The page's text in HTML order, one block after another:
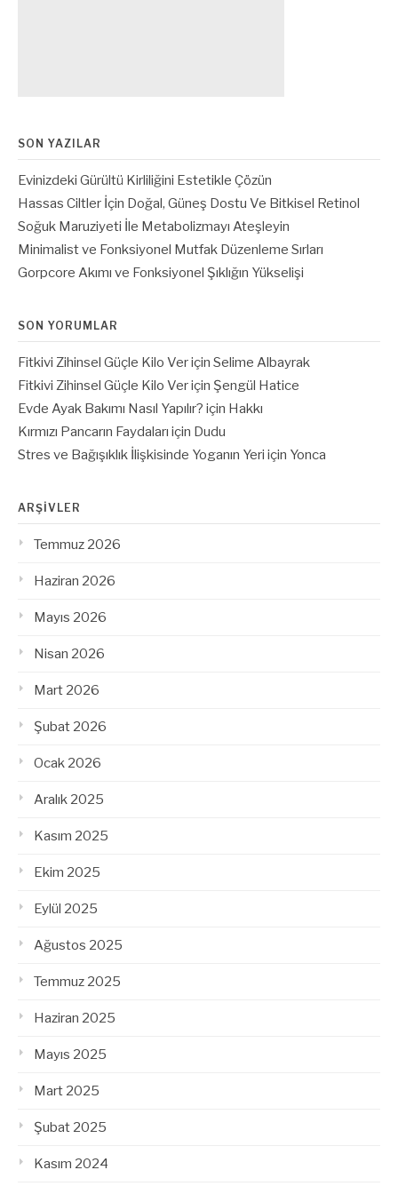
SON YAZILAR
Evinizdeki Gürültü Kirliliğini Estetikle Çözün
Hassas Ciltler İçin Doğal, Güneş Dostu Ve Bitkisel Retinol
Soğuk Maruziyeti İle Metabolizmayı Ateşleyin
Minimalist ve Fonksiyonel Mutfak Düzenleme Sırları
Gorpcore Akımı ve Fonksiyonel Şıklığın Yükselişi
SON YORUMLAR
Fitkivi Zihinsel Güçle Kilo Veriçin Selime Albayrak
Fitkivi Zihinsel Güçle Kilo Veriçin Şengül Hatice
Evde Ayak Bakımı Nasıl Yapılır? için Hakkı
Kırmızı Pancarın Faydaları için Dudu
Stres ve Bağışıklık İlişkisinde Yoganın Yeri için Yonca
ARŞIVLER
Temmuz 2026
Haziran 2026
Mayıs 2026
Nisan 2026
Mart 2026
Şubat 2026
Ocak 2026
Aralık 2025
Kasım 2025
Ekim 2025
Eylül 2025
Ağustos 2025
Temmuz 2025
Haziran 2025
Mayıs 2025
Mart 2025
Şubat 2025
Kasım 2024